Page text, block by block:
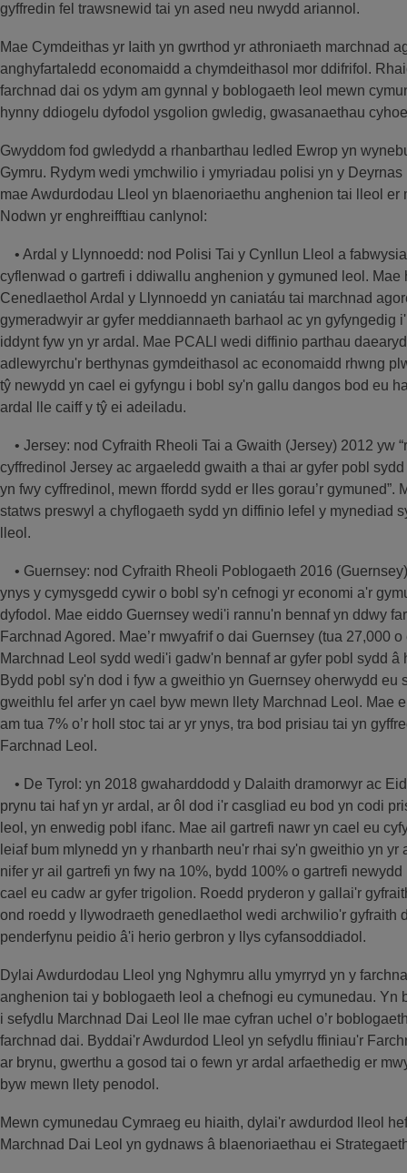
gyffredin fel trawsnewid tai yn ased neu nwydd ariannol.
Mae Cymdeithas yr Iaith yn gwrthod yr athroniaeth marchnad
anghyfartaledd economaidd a chymdeithasol mor ddifrifol.
farchnad dai os ydym am gynnal y boblogaeth leol mewn
hynny ddiogelu dyfodol ysgolion gwledig, gwasanaethau
Gwyddom fod gwledydd a rhanbarthau ledled Ewrop yn
Gymru. Rydym wedi ymchwilio i ymyriadau polisi yn y
mae Awdurdodau Lleol yn blaenoriaethu anghenion tai lleol er
Nodwn yr enghreifftiau canlynol:
• Ardal y Llynnoedd: nod Polisi Tai y Cynllun Lleol a
cyflenwad o gartrefi i ddiwallu anghenion y gymuned leol. Mae
Cenedlaethol Ardal y Llynnoedd yn caniatáu tai marchnad
gymeradwyir ar gyfer meddiannaeth barhaol ac yn gyfyngedig
iddynt fyw yn yr ardal. Mae PCALl wedi diffinio parthau
adlewyrchu'r berthynas gymdeithasol ac economaidd rhwng
tŷ newydd yn cael ei gyfyngu i bobl sy'n gallu dangos bod eu
ardal lle caiff y tŷ ei adeiladu.
• Jersey: nod Cyfraith Rheoli Tai a Gwaith (Jersey) 2012 yw
cyffredinol Jersey ac argaeledd gwaith a thai ar gyfer pobl
yn fwy cyffredinol, mewn ffordd sydd er lles gorau’r gymuned”.
statws preswyl a chyflogaeth sydd yn diffinio lefel y mynediad
lleol.
• Guernsey: nod Cyfraith Rheoli Poblogaeth 2016
ynys y cymysgedd cywir o bobl sy'n cefnogi yr economi a'r
dyfodol. Mae eiddo Guernsey wedi'i rannu'n bennaf yn ddwy
Farchnad Agored. Mae’r mwyafrif o dai Guernsey (tua 27,000
Marchnad Leol sydd wedi'i gadw'n bennaf ar gyfer pobl sydd â
Bydd pobl sy'n dod i fyw a gweithio yn Guernsey oherwydd
gweithlu fel arfer yn cael byw mewn llety Marchnad Leol. Mae
am tua 7% o’r holl stoc tai ar yr ynys, tra bod prisiau tai yn
Farchnad Leol.
• De Tyrol: yn 2018 gwaharddodd y Dalaith dramorwyr ac
prynu tai haf yn yr ardal, ar ôl dod i'r casgliad eu bod yn codi
leol, yn enwedig pobl ifanc. Mae ail gartrefi nawr yn cael eu
leiaf bum mlynedd yn y rhanbarth neu'r rhai sy'n gweithio yn
nifer yr ail gartrefi yn fwy na 10%, bydd 100% o gartrefi
cael eu cadw ar gyfer trigolion. Roedd pryderon y gallai'r
ond roedd y llywodraeth genedlaethol wedi archwilio'r gyfraith
penderfynu peidio â'i herio gerbron y llys cyfansoddiadol.
Dylai Awdurdodau Lleol yng Nghymru allu ymyrryd yn y
anghenion tai y boblogaeth leol a chefnogi eu cymunedau. Yn
i sefydlu Marchnad Dai Leol lle mae cyfran uchel o’r
farchnad dai. Byddai'r Awdurdod Lleol yn sefydlu ffiniau'r
ar brynu, gwerthu a gosod tai o fewn yr ardal arfaethedig er
byw mewn llety penodol.
Mewn cymunedau Cymraeg eu hiaith, dylai'r awdurdod lleol
Marchnad Dai Leol yn gydnaws â blaenoriaethau ei